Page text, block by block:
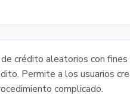
crédito aleatorios con
Permite a los usuarios
complicado.